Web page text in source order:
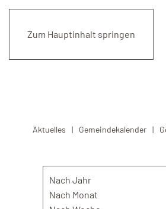
Zum Hauptinhalt springen
Aktuelles Gemeindekalender
Nach Jahr
Nach Monat